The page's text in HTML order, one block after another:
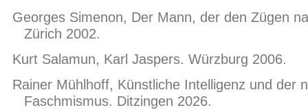
Georges Simenon, Der Mann, der den Zügen
Zürich 2002.
Kurt Salamun, Karl Jaspers. Würzburg 2006.
Rainer Mühlhoff, Künstliche Intelligenz und der
Faschmismus. Ditzingen 2026.